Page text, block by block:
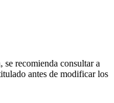
recomienda consultar a
antes de modificar los